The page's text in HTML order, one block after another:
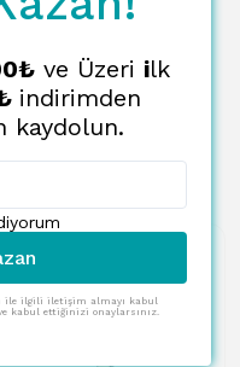
ve Üzeri ilk
indirimden
kaydolun.
ile ilgili iletişim almayı kabul
kabul ettiğinizi onaylarsınız.